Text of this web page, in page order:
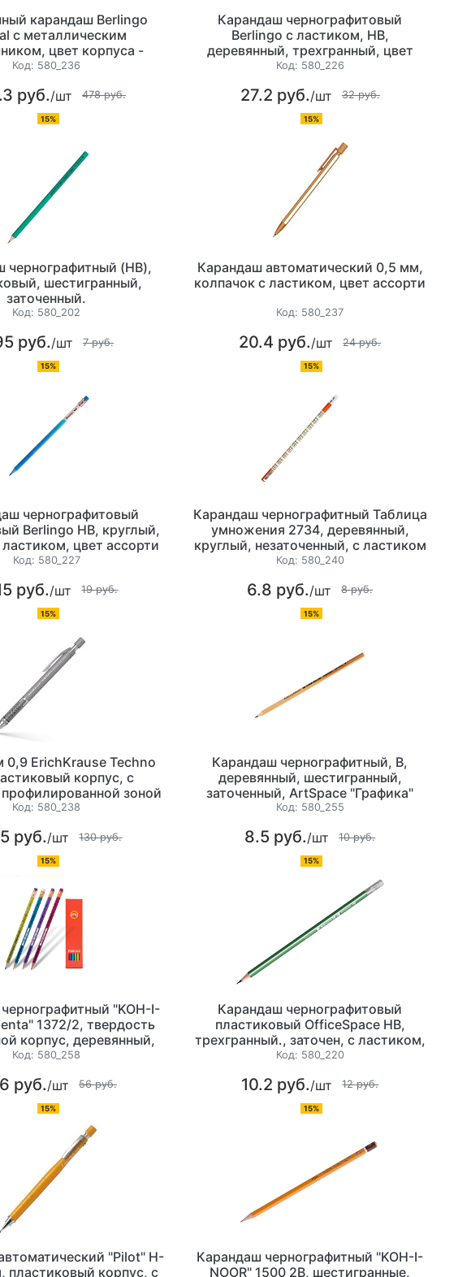
карандаш Berlingo
с металлическим
цвет корпуса -
дерево,
практичный и
карандаш.
Код: 580_236
руб./шт 478 руб.
15%
Карандаш чернографитовый
Berlingo с ластиком, HB,
деревянный, трехгранный, цвет
ассорти
Код: 580_226
27.2 руб./шт 32 руб.
15%
чернографитный (HB),
шестигранный,
заточенный.
Код: 580_202
руб./шт 7 руб.
15%
Карандаш автоматический 0,5 мм,
колпачок с ластиком, цвет ассорти
Код: 580_237
20.4 руб./шт 24 руб.
15%
чернографитовый
Berlingo НВ, круглый,
ластиком, цвет ассорти
Код: 580_227
руб./шт 19 руб.
15%
Карандаш чернографитный Таблица
умножения 2734, деревянный,
круглый, незаточенный, с ластиком
Код: 580_240
6.8 руб./шт 8 руб.
15%
0,9 ErichKrause Techno
корпус, с
зоной
цангой и
Код: 580_238
руб./шт 130 руб.
15%
Карандаш чернографитный, B,
деревянный, шестигранный,
заточенный, ArtSpace "Графика"
Код: 580_255
8.5 руб./шт 10 руб.
15%
"KOH-I-
1372/2, твердость
корпус, деревянный,
заточенный, с
Код: 580_258
руб./шт 56 руб.
15%
Карандаш чернографитовый
пластиковый OfficeSpace НВ,
трехгранный., заточен, с ластиком,
цвет ассорти, с полоской
Код: 580_220
10.2 руб./шт 12 руб.
15%
"Pilot" H-
пластиковый корпус, с
Карандаш чернографитный "KOH-I-
NOOR" 1500 2В, шестигранные,